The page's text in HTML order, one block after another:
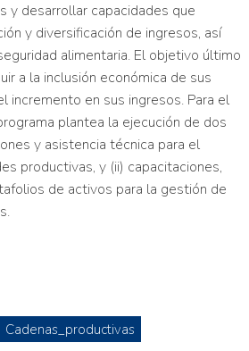
y desarrollar capacidades que
y diversificación de ingresos, así
alimentaria. El objetivo último
a la inclusión económica de sus
incremento en sus ingresos. Para el
plantea la ejecución de dos
y asistencia técnica para el
productivas, y (ii) capacitaciones,
de activos para la gestión de
Cadenas_productivas